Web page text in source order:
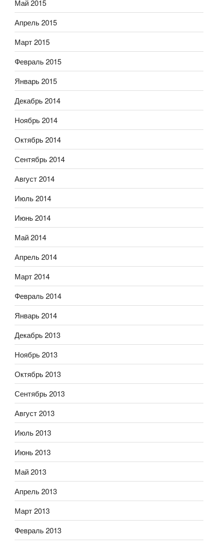
Май 2015
Апрель 2015
Март 2015
Февраль 2015
Январь 2015
Декабрь 2014
Ноябрь 2014
Октябрь 2014
Сентябрь 2014
Август 2014
Июль 2014
Июнь 2014
Май 2014
Апрель 2014
Март 2014
Февраль 2014
Январь 2014
Декабрь 2013
Ноябрь 2013
Октябрь 2013
Сентябрь 2013
Август 2013
Июль 2013
Июнь 2013
Май 2013
Апрель 2013
Март 2013
Февраль 2013